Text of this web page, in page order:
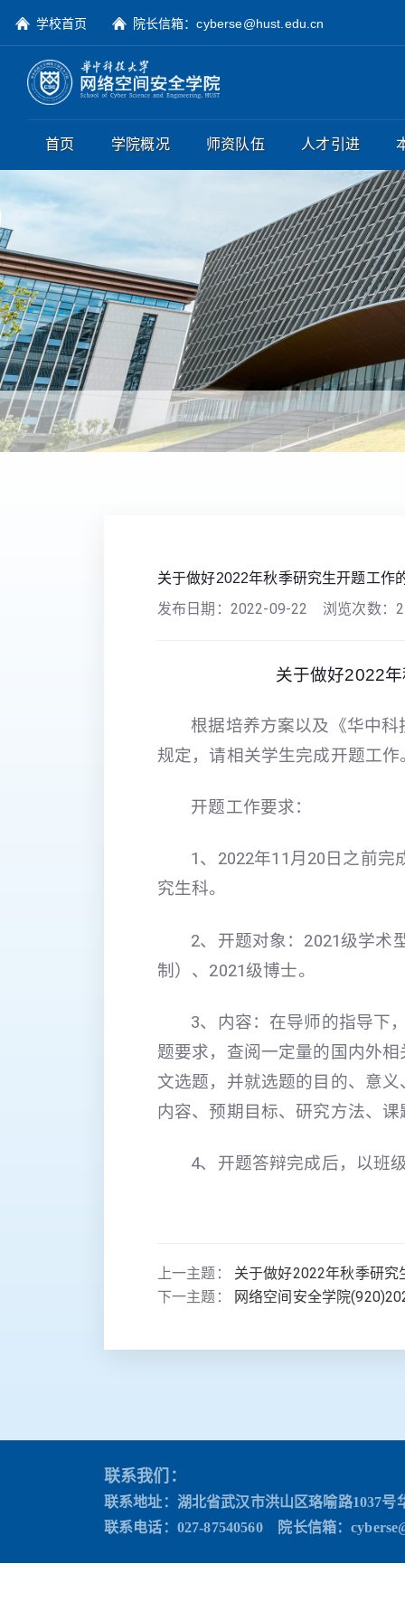
学校首页 院长信箱：cyberse@hust.edu.cn
首页 学院概况 师资队伍 人才引进
关于做好2022年秋季研究生开题工作
发布日期： 2022-09-22 浏览次数：
关于做好2022
根据培养方案以及《华中
规定，请相关学生完成开题工作
开题工作要求：
1、2022年11月20日之前
究生科。
2、开题对象：2021级学术
制）、2021级博士。
3、内容：在导师的指导下
题要求，查阅一定量的国内外
文选题，并就选题的目的、意
内容、预期目标、研究方法、
4、开题答辩完成后，以班
上一主题： 关于做好2022年秋季研
下一主题：
网络空间安全学院
联系我们：
联系地址：湖北省武汉市洪山区珞喻路1037号
联系电话：027-87540560 院长信箱：